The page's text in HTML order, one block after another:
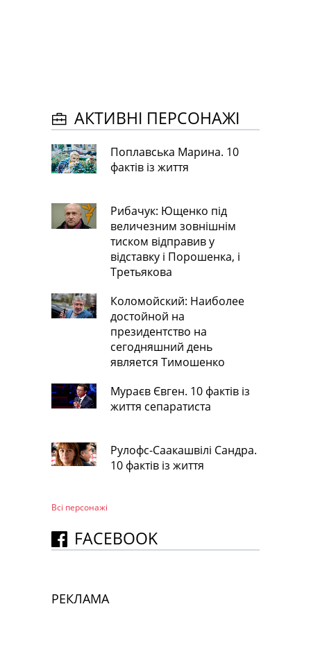
АКТИВНІ ПЕРСОНАЖІ
Поплавська Марина. 10
фактів із життя
Рибачук: Ющенко під
величезним зовнішнім
тиском відправив у
відставку і Порошенка, і
Третьякова
Коломойский: Наиболее
достойной на
президентство на
сегодняшний день
является Тимошенко
Мураєв Євген. 10 фактів із
життя сепаратиста
Рулофс-Саакашвілі Сандра.
10 фактів із життя
Всі персонажi
FACEBOOK
РЕКЛАМА